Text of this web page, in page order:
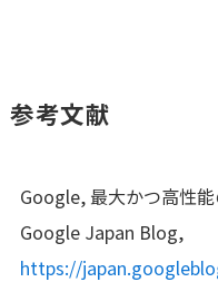
参考文献
Google, 最大かつ高性
Google Japan Blog,
https://